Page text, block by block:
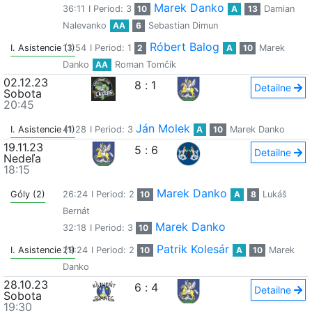
36:11 I Period: 3 10 Marek Danko A 13
Damian
Nalevanko
AA 6 Sebastian Dimun
I. Asistencie (1)13:54 I Period: 1 2 Róbert Balog A 10
Marek
Danko
AA Roman Tomčík
02.12.23
Sobota
20:45
8 : 1 Detailne
I. Asistencie (1)41:28 I Period: 3 Ján Molek A 10 Marek Danko
19.11.23
Nedeľa
18:15
5 : 6 Detailne
Góly (2) 26:24 I Period: 2 10 Marek Danko A 8
Lukáš
Bernát
32:18 I Period: 3 10 Marek Danko
I. Asistencie (1)29:24 I Period: 2 10 Patrik Kolesár A 10
Marek
Danko
28.10.23
Sobota
19:30
6 : 4 Detailne